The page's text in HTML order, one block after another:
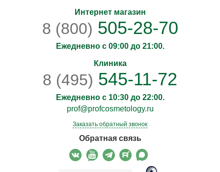
Интернет магазин
8 (800) 505-28-70
Ежедневно с 09:00 до 21:00.
Клиника
8 (495) 545-11-72
Ежедневно с 10:30 до 22:00.
prof@profcosmetology.ru
Заказать обратный звонок
Обратная связь